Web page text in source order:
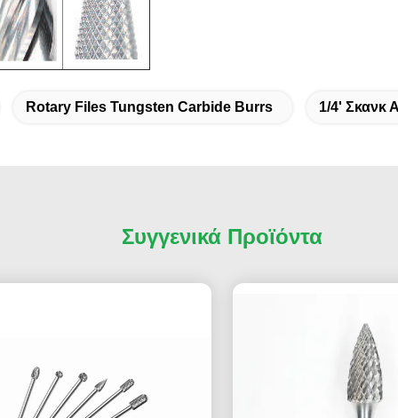
Rotary Files Tungsten Carbide Burrs 1/4' Σκανκ
Συγγενικά Προϊόντα